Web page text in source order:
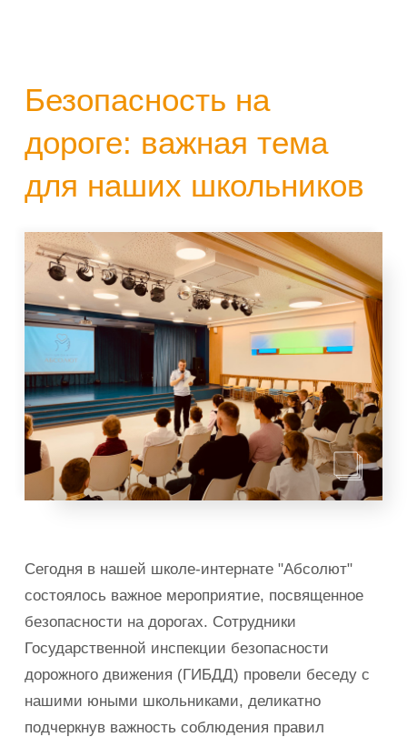
Безопасность на
дороге: важная тема
для наших школьников
Сегодня в нашей школе-интернате "Абсолют"
состоялось важное мероприятие, посвященное
безопасности на дорогах. Сотрудники
Государственной инспекции безопасности
дорожного движения (ГИБДД) провели беседу с
нашими юными школьниками, деликатно
подчеркнув важность соблюдения правил